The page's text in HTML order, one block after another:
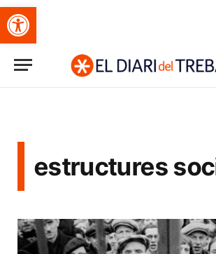
Obre la barra d'eines
estructures